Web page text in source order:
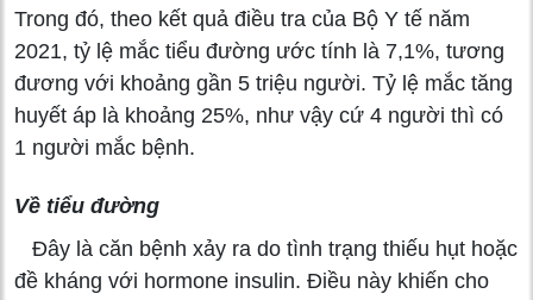
Trong đó, theo kết quả điều tra của Bộ Y tế năm
2021, tỷ lệ mắc tiểu đường ước tính là 7,1%, tương
đương với khoảng gần 5 triệu người. Tỷ lệ mắc tăng
huyết áp là khoảng 25%, như vậy cứ 4 người thì có
1 người mắc bệnh.
Về tiểu đường
Đây là căn bệnh xảy ra do tình trạng thiếu hụt hoặc
đề kháng với hormone insulin. Điều này khiến cho